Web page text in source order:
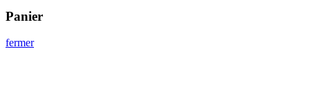
Panier
fermer